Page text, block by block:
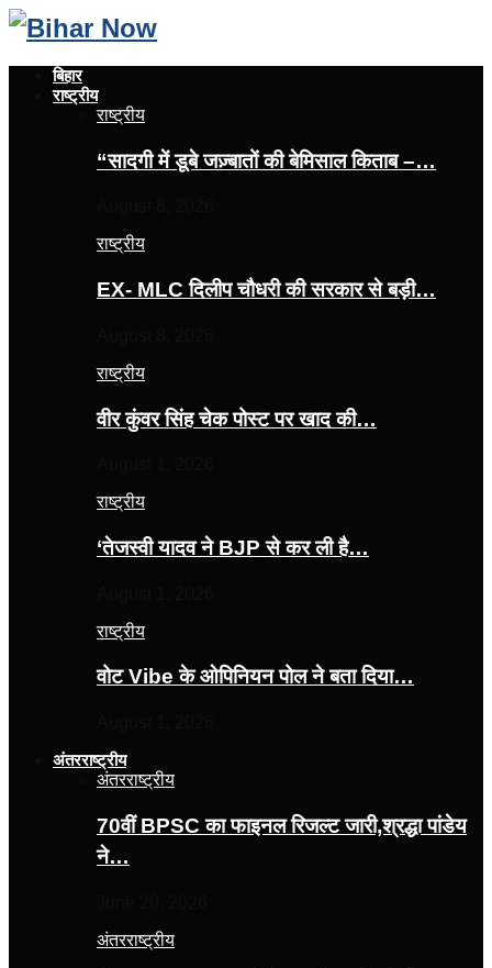
बिहार
राष्ट्रीय
राष्ट्रीय
“सादगी में डूबे जज़्बातों की बेमिसाल किताब –…
राष्ट्रीय
EX- MLC दिलीप चौधरी की सरकार से बड़ी…
राष्ट्रीय
वीर कुंवर सिंह चेक पोस्ट पर खाद की…
राष्ट्रीय
‘तेजस्‍वी यादव ने BJP से कर ली है…
राष्ट्रीय
वोट Vibe के ओपिनियन पोल ने बता दिया…
अंतरराष्ट्रीय
अंतरराष्ट्रीय
70वीं BPSC का फाइनल रिजल्ट जारी,श्रद्धा पांडेय
ने…
अंतरराष्ट्रीय